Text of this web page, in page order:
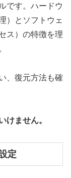
です。ハードウ
）とソフトウェ
ス）の特徴を理
、復元方法も確
けません。
定